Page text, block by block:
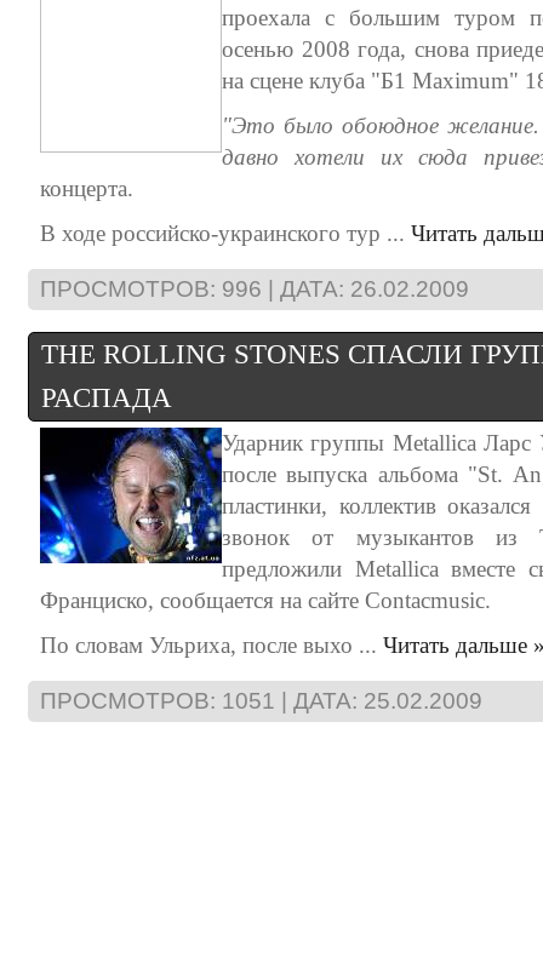
проехала с большим туром
осенью 2008 года, снова
на сцене клуба "Б1 Maximum"
"Это было обоюдное
давно хотели их сюда
концерта.
В ходе российско-украинского тур ... Читать
ПРОСМОТРОВ: 996 | ДАТА: 26.02.2009
THE ROLLING STONES СПАСЛИ
РАСПАДА
Ударник группы Metallica Ларс
после выпуска альбома "St.
пластинки, коллектив
звонок от музыкантов из
предложили Metallica вместе
Франциско, сообщается на сайте Contacmusic.
По словам Ульриха, после выхо ... Читать дальше
ПРОСМОТРОВ: 1051 | ДАТА: 25.02.2009